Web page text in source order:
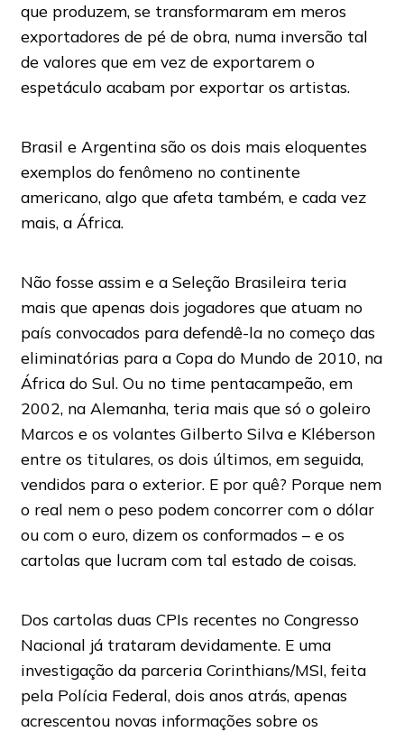
que produzem, se transformaram em meros
exportadores de pé de obra, numa inversão tal
de valores que em vez de exportarem o
espetáculo acabam por exportar os artistas.
Brasil e Argentina são os dois mais eloquentes
exemplos do fenômeno no continente
americano, algo que afeta também, e cada vez
mais, a África.
Não fosse assim e a Seleção Brasileira teria
mais que apenas dois jogadores que atuam no
país convocados para defendê-la no começo das
eliminatórias para a Copa do Mundo de 2010, na
África do Sul. Ou no time pentacampeão, em
2002, na Alemanha, teria mais que só o goleiro
Marcos e os volantes Gilberto Silva e Kléberson
entre os titulares, os dois últimos, em seguida,
vendidos para o exterior. E por quê? Porque nem
o real nem o peso podem concorrer com o dólar
ou com o euro, dizem os conformados – e os
cartolas que lucram com tal estado de coisas.
Dos cartolas duas CPIs recentes no Congresso
Nacional já trataram devidamente. E uma
investigação da parceria Corinthians/MSI, feita
pela Polícia Federal, dois anos atrás, apenas
acrescentou novas informações sobre os